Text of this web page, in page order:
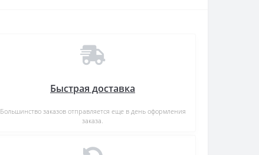
Быстрая доставка
Большинство заказов отправляется еще в день оформления
заказа.